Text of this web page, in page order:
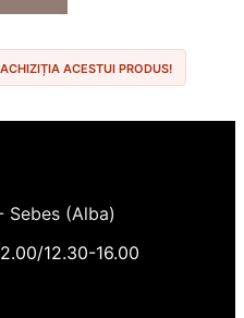
ACESTUI PRODUS!
Sebes (Alba)
12.30-16.00